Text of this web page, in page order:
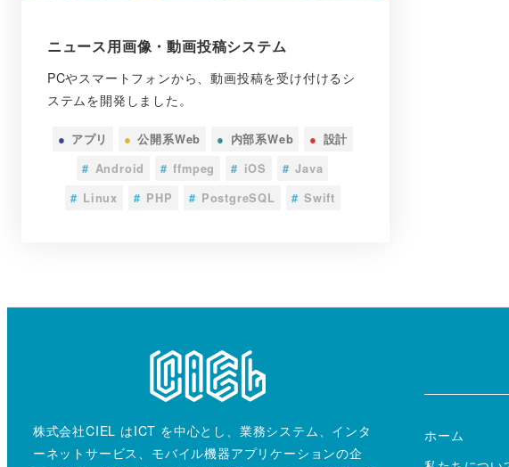
ニュース用画像・動画投稿システム
PCやスマートフォンから、動画投稿を受け付けるシ
ステムを開発しました。
● アプリ ● 公開系Web ● 内部系Web ● 設計
# Android # ffmpeg # iOS # Java
# Linux # PHP # PostgreSQL # Swift
株式会社CIEL はICT を中心とし、業務システム、インタ
ーネットサービス、モバイル機器アプリケーションの企
ホーム